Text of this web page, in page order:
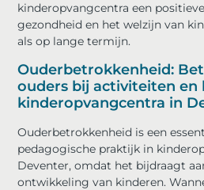
kinderopvangcentra een
gezondheid en het welzijn van
als op lange termijn.
Ouderbetrokkenheid:
ouders bij activiteiten
kinderopvangcentra in
Ouderbetrokkenheid is een
pedagogische praktijk in
Deventer, omdat het bijdraagt
ontwikkeling van kinderen.